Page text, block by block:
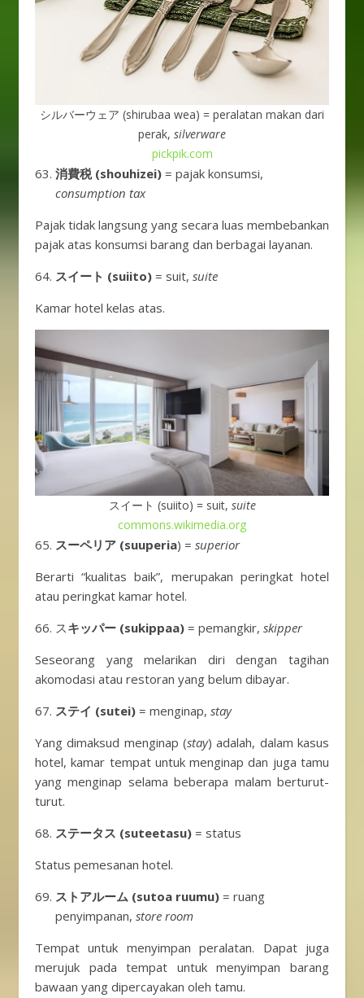
シルバーウェア (shirubaa wea) = peralatan makan dari
perak, silverware
pickpik.com
消費税 (shouhizei) = pajak konsumsi,
consumption tax
Pajak tidak langsung yang secara luas membebankan
pajak atas konsumsi barang dan berbagai layanan.
スイート (suiito) = suit, suite
Kamar hotel kelas atas.
スイート (suiito) = suit, suite
commons.wikimedia.org
スーペリア (suuperia) = superior
Berarti “kualitas baik”, merupakan peringkat hotel
atau peringkat kamar hotel.
スキッパー (sukippaa) = pemangkir, skipper
Seseorang yang melarikan diri dengan tagihan
akomodasi atau restoran yang belum dibayar.
ステイ (sutei) = menginap, stay
Yang dimaksud menginap (stay) adalah, dalam kasus
hotel, kamar tempat untuk menginap dan juga tamu
yang menginap selama beberapa malam berturut-
turut.
ステータス (suteetasu) = status
Status pemesanan hotel.
ストアルーム (sutoa ruumu) = ruang
penyimpanan, store room
Tempat untuk menyimpan peralatan. Dapat juga
merujuk pada tempat untuk menyimpan barang
bawaan yang dipercayakan oleh tamu.